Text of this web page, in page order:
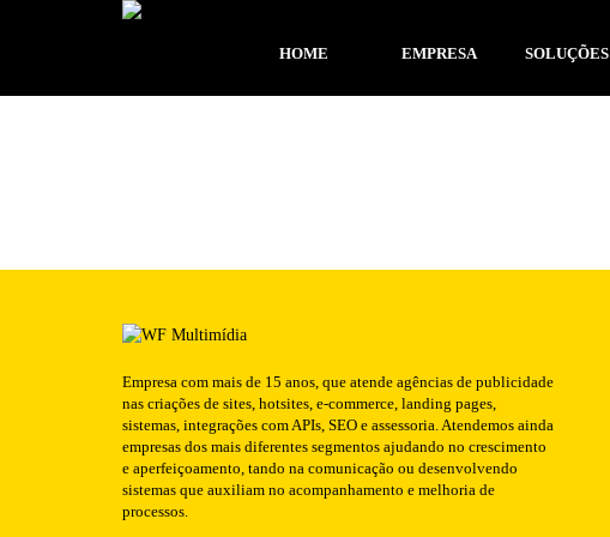
HOME EMPRESA SOLUÇÕES
Empresa com mais de 15 anos, que atende agências de publicidade
nas criações de sites, hotsites, e-commerce, landing pages,
sistemas, integrações com APIs, SEO e assessoria. Atendemos ainda
empresas dos mais diferentes segmentos ajudando no crescimento
e aperfeiçoamento, tando na comunicação ou desenvolvendo
sistemas que auxiliam no acompanhamento e melhoria de
processos.